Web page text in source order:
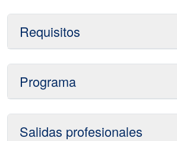
Requisitos
Programa
Salidas profesionales